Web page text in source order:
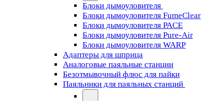
Блоки дымоуловителя
Блоки дымоуловителя FumeClear
Блоки дымоуловителя PACE
Блоки дымоуловителя Pure-Air
Блоки дымоуловителя WARP
Адаптеры для шприца
Аналоговые паяльные станции
Безотмывочный флюс для пайки
Паяльники для паяльных станций